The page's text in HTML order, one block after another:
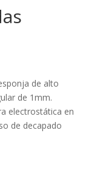
de alto
de 1mm.
electrostática en
de decapado